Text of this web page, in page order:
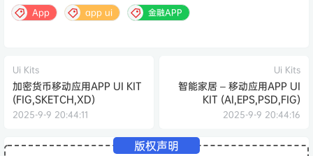
App app ui 金融APP
Ui Kits
加密货币移动应用APP UI KIT
(FIG,SKETCH,XD)
2025-9-9 20:44:11
Ui Kits
智能家居 – 移动应用APP UI
KIT (AI,EPS,PSD,FIG)
2025-9-9 20:44:16
版权声明